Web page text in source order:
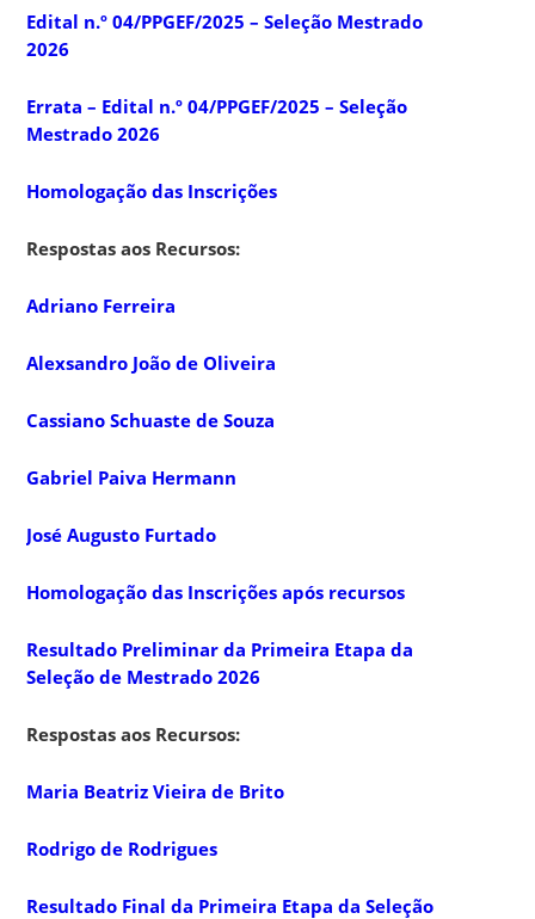
Edital n.º 04/PPGEF/2025 – Seleção Mestrado
2026
Errata – Edital n.º 04/PPGEF/2025 – Seleção
Mestrado 2026
Homologação das Inscrições
Respostas aos Recursos:
Adriano Ferreira
Alexsandro João de Oliveira
Cassiano Schuaste de Souza
Gabriel Paiva Hermann
José Augusto Furtado
Homologação das Inscrições após recursos
Resultado Preliminar da Primeira Etapa da
Seleção de Mestrado 2026
Respostas aos Recursos:
Maria Beatriz Vieira de Brito
Rodrigo de Rodrigues
Resultado Final da Primeira Etapa da Seleção